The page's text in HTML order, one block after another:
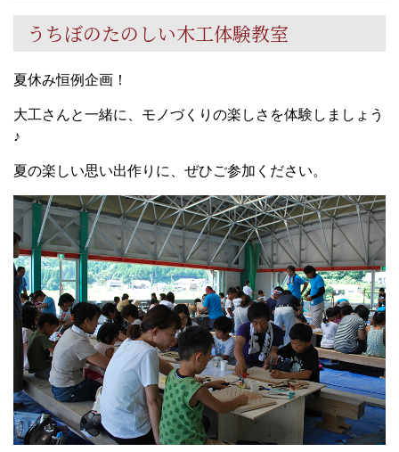
うちぼのたのしい木工体験教室
夏休み恒例企画！
大工さんと一緒に、モノづくりの楽しさを体験しましょう
♪
夏の楽しい思い出作りに、ぜひご参加ください。